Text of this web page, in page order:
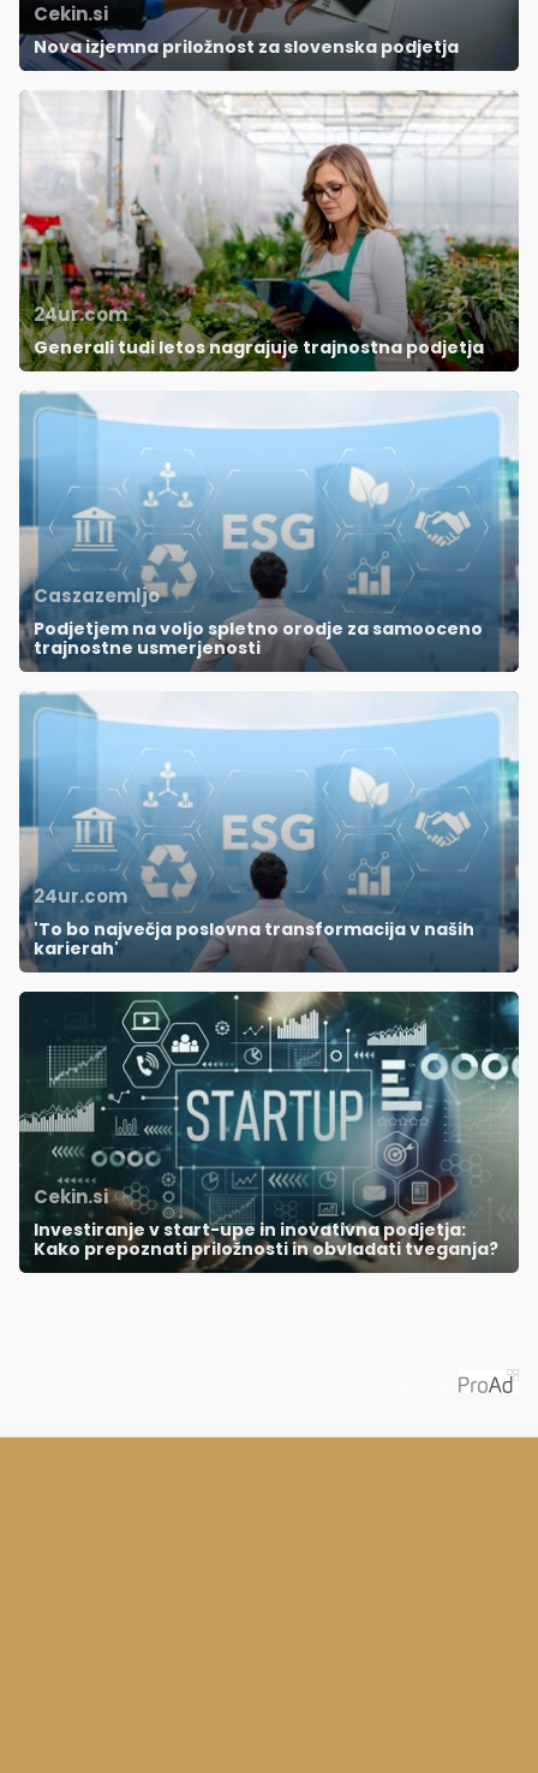
Cekin.si
Nova izjemna priložnost za slovenska podjetja
24ur.com
Generali tudi letos nagrajuje trajnostna podjetja
Caszazemljo
Podjetjem na voljo spletno orodje za samooceno
trajnostne usmerjenosti
24ur.com
'To bo največja poslovna transformacija v naših
karierah'
Cekin.si
Investiranje v start-upe in inovativna podjetja:
Kako prepoznati priložnosti in obvladati tveganja?